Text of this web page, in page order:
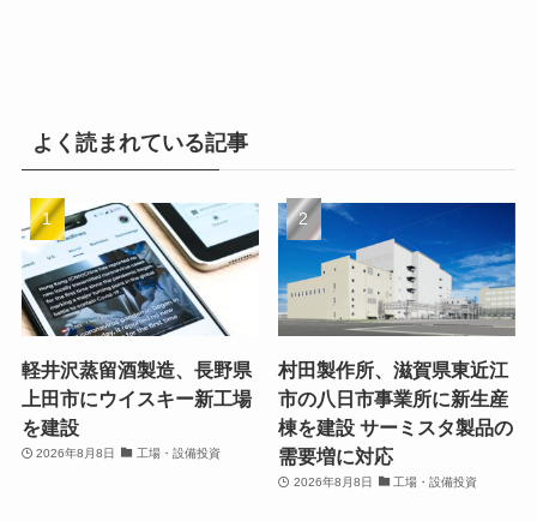
よく読まれている記事
軽井沢蒸留酒製造、長野県
上田市にウイスキー新工場
を建設
2026年8月8日 工場・設備投資
村田製作所、滋賀県東近江
市の八日市事業所に新生産
棟を建設 サーミスタ製品の
需要増に対応
2026年8月8日 工場・設備投資